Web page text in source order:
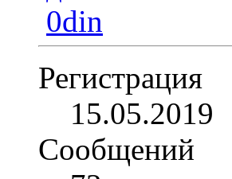
Регистрация
15.05.2019
Сообщений